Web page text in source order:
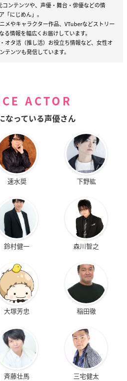
ンテンツや、声優・舞台・俳優などの情
「にじめん」。
メやキャラクター作品、VTuberなどストリー
情報を幅広くお届けしています。
オタ活（推し活）お役立ち情報など、女性オ
テンツも発信しています。
ACTOR
なっている声優さん
速水奨 下野紘
鈴村健一 森川智之
大塚芳忠 稲田徹
斉藤壮馬 三宅健太